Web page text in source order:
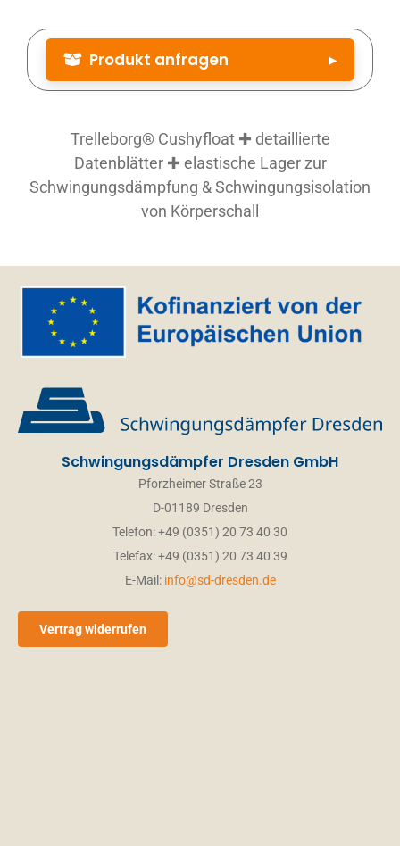
Produkt anfragen ▸
Artikelnummer
Firma
Email*
Trelleborg® Cushyfloat ✚ detaillierte
Datenblätter ✚ elastische Lager zur
Schwingungsdämpfung & Schwingungsisolation
von Körperschall
Schwingungsdämpfer Dresden GmbH
Pforzheimer Straße 23
D-01189 Dresden
Telefon: +49 (0351) 20 73 40 30
Telefax: +49 (0351) 20 73 40 39
E-Mail: info@sd-dresden.de
Vertrag widerrufen